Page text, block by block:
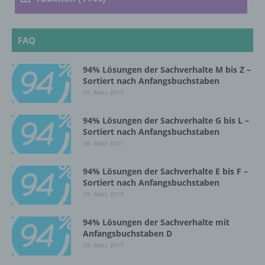
FAQ
94% Lösungen der Sachverhalte M bis Z –
Sortiert nach Anfangsbuchstaben
30. März 2017
94% Lösungen der Sachverhalte G bis L –
Sortiert nach Anfangsbuchstaben
30. März 2017
94% Lösungen der Sachverhalte E bis F –
Sortiert nach Anfangsbuchstaben
30. März 2017
94% Lösungen der Sachverhalte mit
Anfangsbuchstaben D
30. März 2017
personenbezogenen Daten verwendet
werden, um bestimmte persönliche Aspekte,
die sich auf eine natürliche Person beziehen,
bezüglich Arbeitsleistung, wirtschaftlicher
Lage, Gesundheit, persönlicher Vorlieben,
Interessen, Zuverlässigkeit, Verhalten,
Aufenthaltsort oder Ortswechsel dieser
natürlichen Person zu analysieren oder
f) Pseudonymisierung
Pseudonymisierung ist die Verarbeitung
personenbezogener Daten in einer Weise,
auf welche die personenbezogenen Daten
ohne Hinzuziehung zusätzlicher
Informationen nicht mehr einer spezifischen
betroffenen Person zugeordnet werden
können, sofern diese zusätzlichen